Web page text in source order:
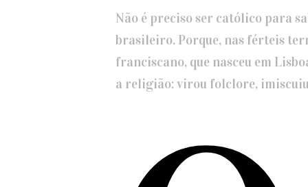
Não é preciso ser católico para
brasileiro. Porque, nas férteis
franciscano, que nasceu em
a religião: virou folclore,